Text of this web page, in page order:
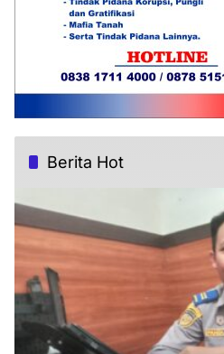
Berita Hot